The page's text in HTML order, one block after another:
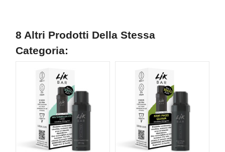
8 Altri Prodotti Della Stessa
Categoria: